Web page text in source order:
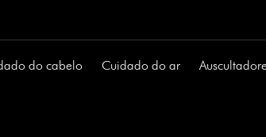
do cabelo Cuidado do ar